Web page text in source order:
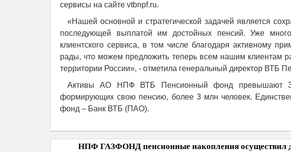
сервисы на сайте vtbnpf.ru.
«Нашей основной и стратегической задачей является
последующей выплатой им достойных пенсий. Уже
клиентского сервиса, в том числе благодаря активному
рады, что можем предложить теперь всем нашим клиентам
территории России», - отметила генеральный директор ВТБ
Активы АО НПФ ВТБ Пенсионный фонд превышают
формирующих свою пенсию, более 3 млн человек.
фонд – Банк ВТБ (ПАО).
НПФ ГАЗФОНД пенсионные накопления осуществил